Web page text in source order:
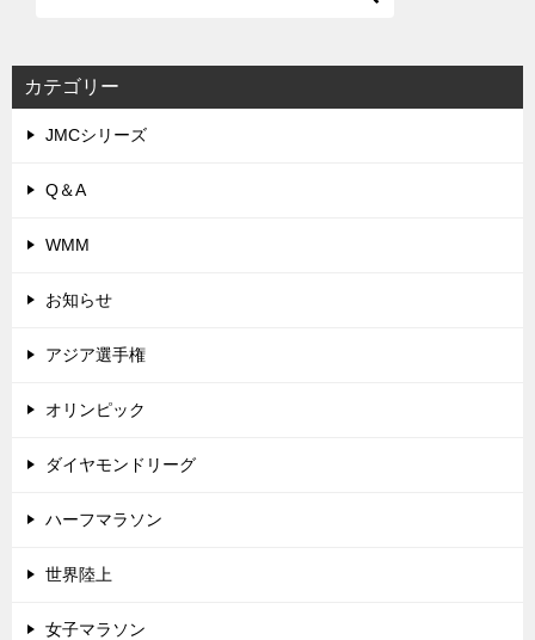
カテゴリー
JMCシリーズ
Q＆A
WMM
お知らせ
アジア選手権
オリンピック
ダイヤモンドリーグ
ハーフマラソン
世界陸上
女子マラソン